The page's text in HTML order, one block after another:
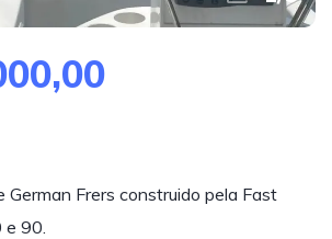
German Frers construido pela Fast
e 90.